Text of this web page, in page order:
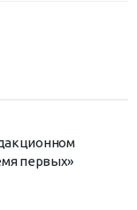
первых»